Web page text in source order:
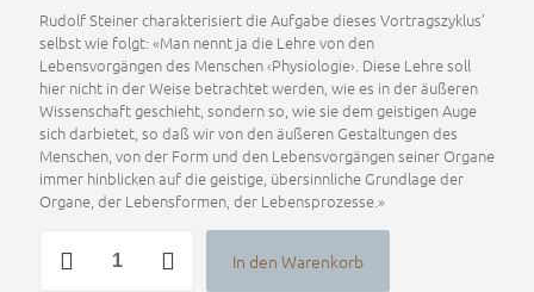
Rudolf Steiner charakterisiert die Aufgabe dieses Vortragszyklus’
selbst wie folgt: «Man nennt ja die Lehre von den
Lebensvorgängen des Menschen ‹Physiologie›. Diese Lehre soll
hier nicht in der Weise betrachtet werden, wie es in der äußeren
Wissenschaft geschieht, sondern so, wie sie dem geistigen Auge
sich darbietet, so daß wir von den äußeren Gestaltungen des
Menschen, von der Form und den Lebensvorgängen seiner Organe
immer hinblicken auf die geistige, übersinnliche Grundlage der
Organe, der Lebensformen, der Lebensprozesse.»
In den Warenkorb
Alternative: